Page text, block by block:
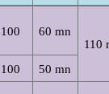
100 60mn
110
100 50mn